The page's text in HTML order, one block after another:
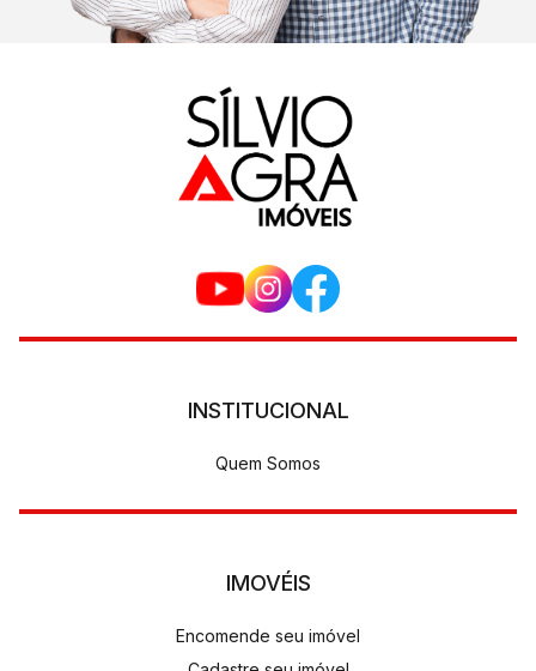
INSTITUCIONAL
Quem Somos
IMOVÉIS
Encomende seu imóvel